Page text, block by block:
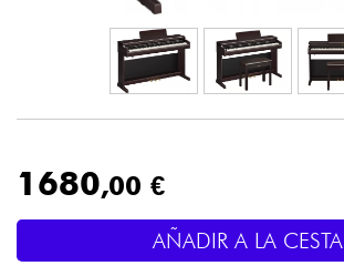
Micros
Luces
1680,00 €
AÑADIR A LA CESTA